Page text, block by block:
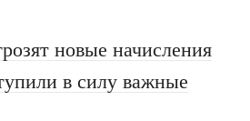
новые начисления
в силу важные